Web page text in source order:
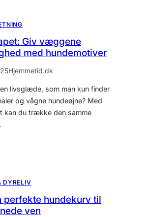
Giv væggene
med hundemotiver
Hjemmetid.dk
livsglæde, som man kun finder
og vågne hundeøjne? Med
kan du trække den samme
DYRELIV
perfekte hundekurv til
ven